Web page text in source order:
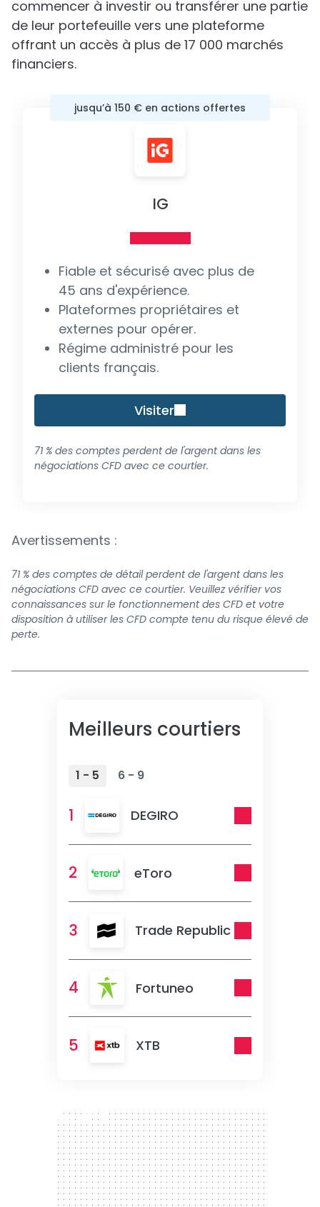
commencer à investir ou transférer une partie
de leur portefeuille vers une plateforme
offrant un accès à plus de 17 000 marchés
financiers.
jusqu’à 150 € en actions offertes
IG
Fiable et sécurisé avec plus de
45 ans d'expérience.
Plateformes propriétaires et
externes pour opérer.
Régime administré pour les
clients français.
Visiter
71 % des comptes perdent de l'argent dans les
négociations CFD avec ce courtier.
Avertissements :
71 % des comptes de détail perdent de l'argent dans les
négociations CFD avec ce courtier. Veuillez vérifier vos
connaissances sur le fonctionnement des CFD et votre
disposition à utiliser les CFD compte tenu du risque élevé de
perte.
Meilleurs courtiers
1 - 5 6 - 9
1 DEGIRO
2 eToro
3 Trade Republic
4 Fortuneo
5 XTB
300 x 250